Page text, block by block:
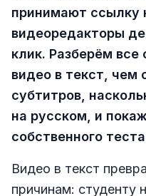
принимают ссылку
видеоредакторы
клик. Разберём все
видео в текст,
субтитров,
на русском, и
собственного
Видео в текст
причинам: студенту